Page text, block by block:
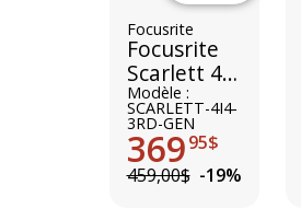
Focusrite
Focusrite
Scarlett 4i4
3rd Gen
Modèle :
SCARLETT-4I4-
3RD-GEN
36995$
459,00$ -19%